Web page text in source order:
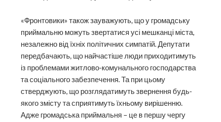
«Фронтовики» також зауважують, що у громадську
приймальню можуть звертатися усі мешканці міста,
незалежно від їхніх політичних симпатій. Депутати
передбачають, що найчастіше люди приходитимуть
із проблемами житлово-комунального господарства
та соціального забезпечення. Та при цьому
стверджують, що розглядатимуть звернення будь-
якого змісту та сприятимуть їхньому вирішенню.
Адже громадська приймальня – це в першу чергу